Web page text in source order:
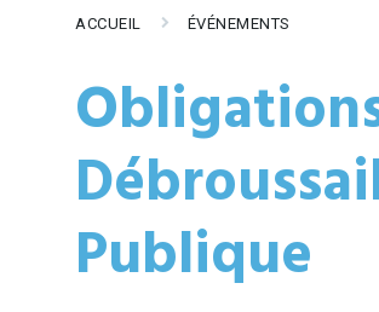
ACCUEIL ÉVÉNEMENTS
Publique